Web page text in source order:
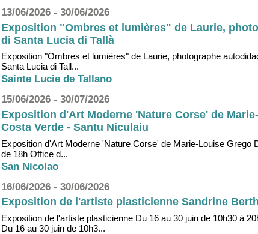
13/06/2026 - 30/06/2026
Exposition "Ombres et lumières" de Laurie,
di Santa Lucia di Tallà
Exposition "Ombres et lumières" de Laurie, photographe
Santa Lucia di Tall...
Sainte Lucie de Tallano
15/06/2026 - 30/07/2026
Exposition d'Art Moderne 'Nature Corse' de
Costa Verde - Santu Niculaiu
Exposition d'Art Moderne 'Nature Corse' de Marie-Louise
de 18h Office d...
San Nicolao
16/06/2026 - 30/06/2026
Exposition de l'artiste plasticienne Sandrine
Exposition de l'artiste plasticienne Du 16 au 30 juin de 10h30 à
Du 16 au 30 juin de 10h3...